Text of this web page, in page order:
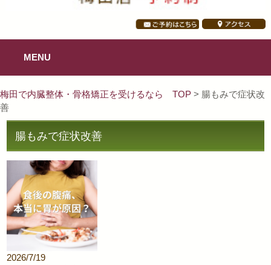
MENU
梅田で内臓整体・骨格矯正を受けるなら TOP > 腸もみで症状改
善
腸もみで症状改善
2026/7/19